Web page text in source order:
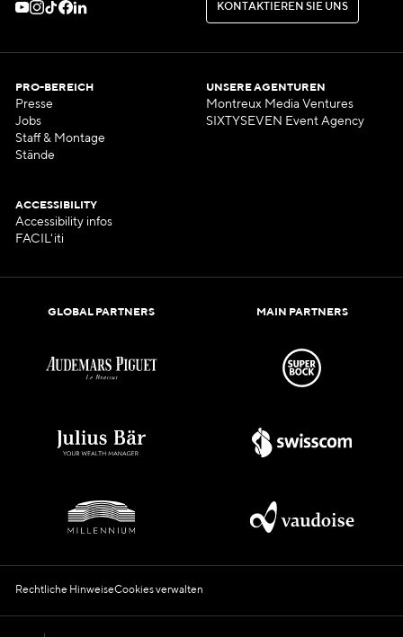
KON AKT EREN SI E UN S
KONTAKTIERENSIEUNS
PRO-BEREICH
Presse
Jobs
Staff & Montage
Stände
UNSERE AGENTUREN
Montreux Media Ventures
SIXTYSEVEN Event Agency
ACCESSIBILITY
Accessibility infos
FACIL'iti
GLOBAL PARTNERS MAIN PARTNERS
Rechtliche HinweiseCookies verwalten